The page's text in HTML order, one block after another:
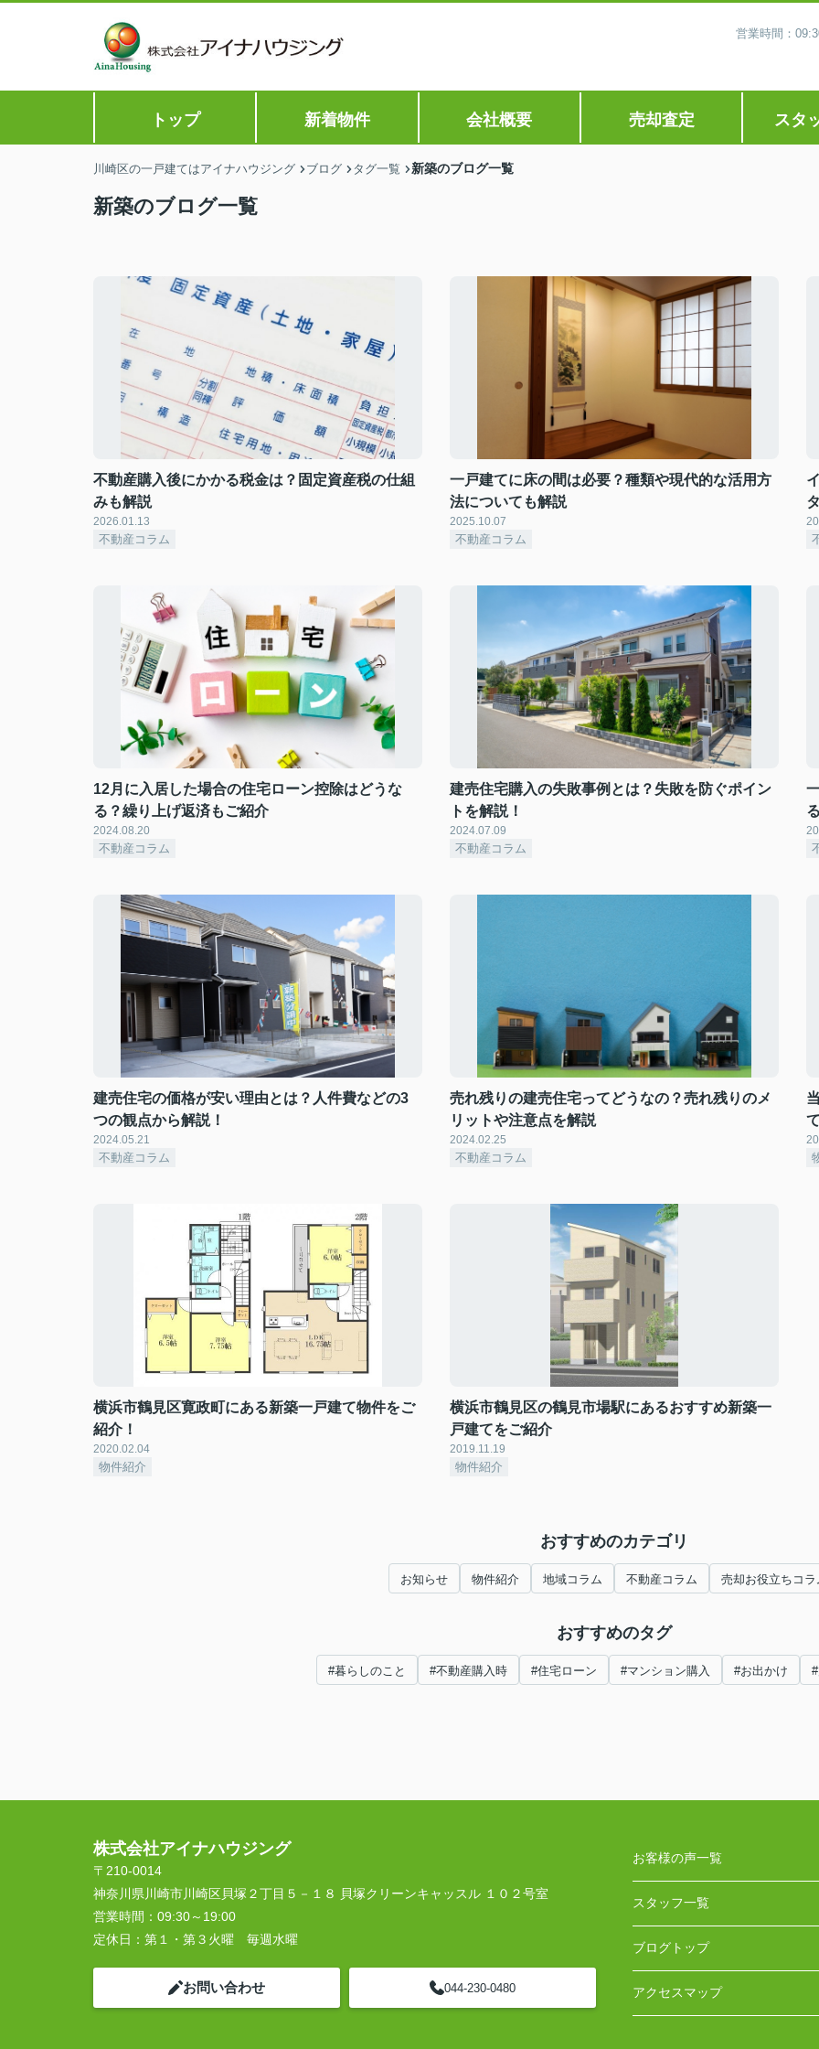
営業時間：
トップ 新着物件 会社概要 売却査定 スタ
川崎区の一戸建てはアイナハウジング ブログ タグ一覧 新築のブログ一覧
新築のブログ一覧
不動産購入後にかかる税金は？固定資産税の仕組
みも解説
2026.01.13
不動産コラム
一戸建てに床の間は必要？種類や現代的な活用方
法についても解説
2025.10.07
不動産コラム
12月に入居した場合の住宅ローン控除はどうな
る？繰り上げ返済もご紹介
2024.08.20
不動産コラム
建売住宅購入の失敗事例とは？失敗を防ぐポイン
トを解説！
2024.07.09
不動産コラム
建売住宅の価格が安い理由とは？人件費などの3
つの観点から解説！
2024.05.21
不動産コラム
売れ残りの建売住宅ってどうなの？売れ残りのメ
リットや注意点を解説
2024.02.25
不動産コラム
横浜市鶴見区寛政町にある新築一戸建て物件をご
紹介！
2020.02.04
物件紹介
横浜市鶴見区の鶴見市場駅にあるおすすめ新築一
戸建てをご紹介
2019.11.19
物件紹介
おすすめのカテゴリ
お知らせ 物件紹介 地域コラム 不動産コラム 売却お役立ちコラ
おすすめのタグ
#暮らしのこと #不動産購入時 #住宅ローン #マンション購入 #お出かけ
株式会社アイナハウジング
〒210-0014
神奈川県川崎市川崎区貝塚２丁目５－１８ 貝塚クリーンキャッスル １０２号室
営業時間： 09:30～19:00
定休日： 第１・第３火曜 毎週水曜
お問い合わせ 044-230-0480
お客様の声一覧
スタッフ一覧
ブログトップ
アクセスマップ